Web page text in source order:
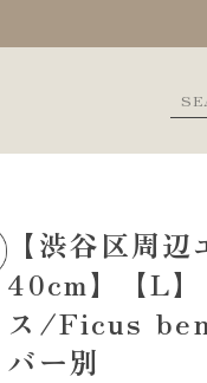
【渋谷区周
40cm】【L
ス/Ficus
バー別